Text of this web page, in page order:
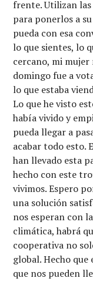
frente. Utilizan
para ponerlos a
pueda con esa
lo que sientes, lo
cercano, mi
domingo fue a
lo que estaba
Lo que he visto
había vivido y
pueda llegar a
acabar todo esto.
han llevado esta
hecho con este
vivimos. Espero
una solución
nos esperan con
climática, habrá
cooperativa no
global. Hecho
que nos pueden